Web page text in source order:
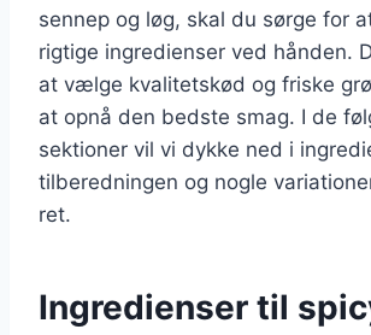
sennep og løg, skal du sørge for
rigtige ingredienser ved hånden.
at vælge kvalitetskød og friske
at opnå den bedste smag. I de
sektioner vil vi dykke ned i
tilberedningen og nogle
ret.
Ingredienser til